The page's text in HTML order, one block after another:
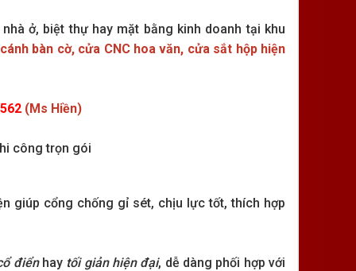
ở, biệt thự hay mặt bằng kinh doanh tại khu
bàn cờ, cửa CNC hoa văn, cửa sắt hộp hiện
(Ms Hiền)
công trọn gói
giúp cổng chống gỉ sét, chịu lực tốt, thích hợp
điểnhay tối giản hiện đại, dễ dàng phối hợp với